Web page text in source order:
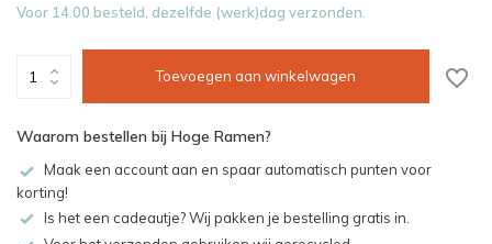
Voor 14.00 besteld, dezelfde (werk)dag verzonden.
Toevoegen aan winkelwagen
Waarom bestellen bij Hoge Ramen?
Maak een account aan en spaar automatisch punten voor
korting!
Is het een cadeautje? Wij pakken je bestelling gratis in.